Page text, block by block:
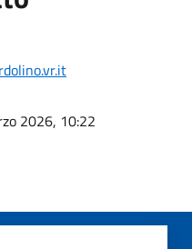
2026, 10:22